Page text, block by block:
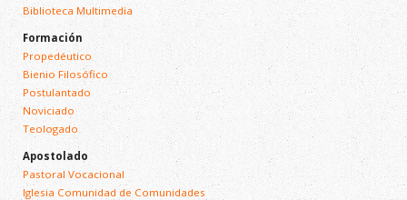
Biblioteca Multimedia
Formación
Propedéutico
Bienio Filosófico
Postulantado
Noviciado
Teologado
Apostolado
Pastoral Vocacional
Iglesia Comunidad de Comunidades